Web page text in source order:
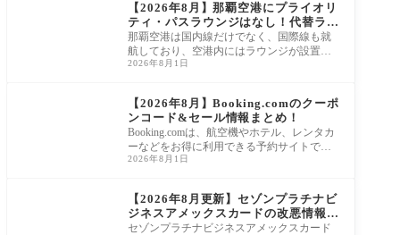
【2026年8月】那覇空港にプライオリ
ティ・パスラウンジはなし！代替ラウ
ンジを調査
那覇空港は国内線だけでなく、国際線も就
航しており、空港内にはラウンジが設置さ
れています。では、空港内にプライオリテ
2026年8月1日
【2026年8月】Booking.comのクーポ
ンコード&セール情報まとめ！
Booking.comは、航空機やホテル、レンタカ
ーなどをお得に利用できる予約サイトで
す。時期やタイミングによってはクーポン
2026年8月1日
【2026年8月更新】セゾンプラチナビ
ジネスアメックスカードの改悪情報ま
とめ！初年度年会費無料は継続中
セゾンプラチナビジネスアメックスカード